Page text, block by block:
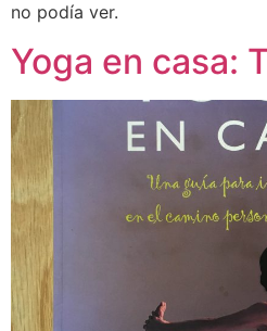
no podía ver.
Yoga en casa: